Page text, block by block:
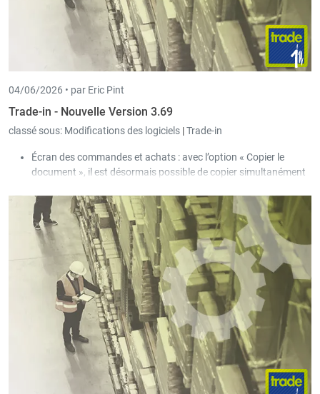
04/06/2026 • par Eric Pint
Trade-in - Nouvelle Version 3.69
classé sous: Modifications des logiciels |Trade-in
Écran des commandes et achats : avec l’option « Copier le
document », il est désormais possible de copier simultanément
que l’utilisateur peut filtrer via une sélection.